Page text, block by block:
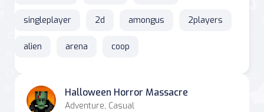
singleplayer 2d amongus 2players
alien arena coop
Halloween Horror Massacre
Adventure, Casual